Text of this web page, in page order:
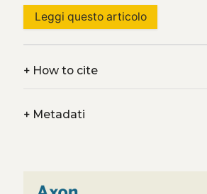
Leggi questo articolo
+How to cite
+Metadati